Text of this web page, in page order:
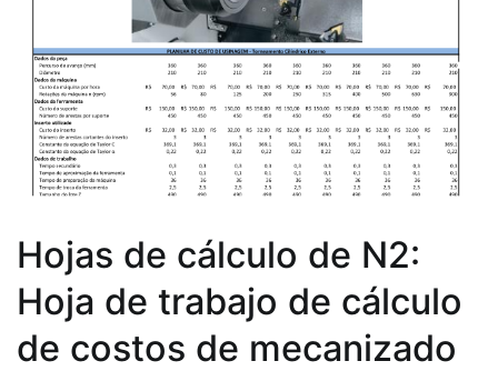
Hojas de cálculo de N2:
Hoja de trabajo de cálculo
de costos de mecanizado